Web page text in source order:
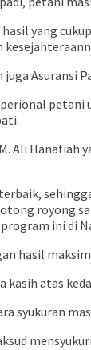
yang
Asuransi
Ali
royong
ini di
hasil
kasih atas
syukuran